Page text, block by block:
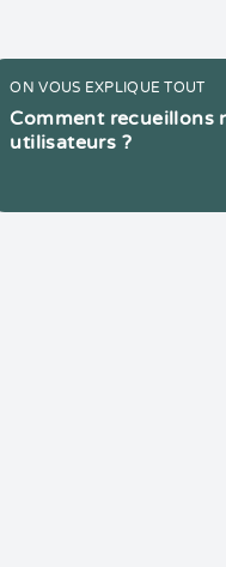
ON VOUS EXPLIQUE TOUT
Comment recueillons
utilisateurs ?